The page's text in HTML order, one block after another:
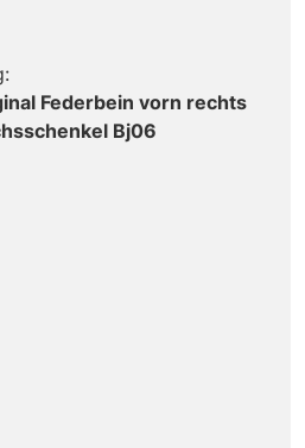
Federbein vorn rechts
Bj06